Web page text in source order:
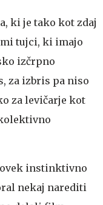
ki je tako kot zdaj
tujci, ki imajo
izčrpno
za izbris pa niso
za levičarje kot
instinktivno
nekaj narediti